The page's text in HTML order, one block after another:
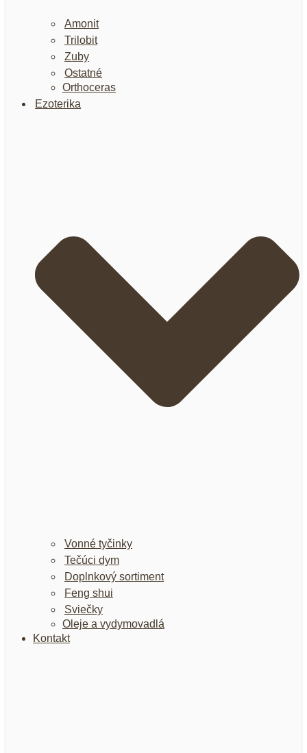
Amonit
Trilobit
Zuby
Ostatné
Orthoceras
Ezoterika
Vonné tyčinky
Tečúci dym
Doplnkový sortiment
Feng shui
Sviečky
Oleje a vydymovadlá
Kontakt